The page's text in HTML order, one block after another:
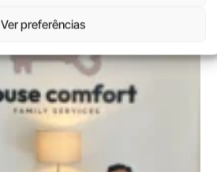
Ver preferências